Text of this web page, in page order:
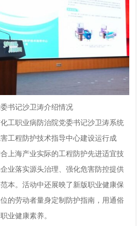
书记沙卫涛介绍情况
工职业病防治院党委书记沙卫涛系统
工程防护技术指导中心建设运行成
上海产业实际的工程防护先进适宜技
业落实源头治理、强化危害防控提供
本。活动中还展映了新版职业健康保
的劳动者量身定制防护指南，用通俗
业健康素养。